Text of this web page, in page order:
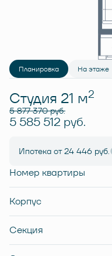
Планировка На этаже
Студия 21 м2
5 877 370 руб.
5 585 512 руб.
Ипотека от 24 446 руб.
Номер квартиры
Корпус
Секция